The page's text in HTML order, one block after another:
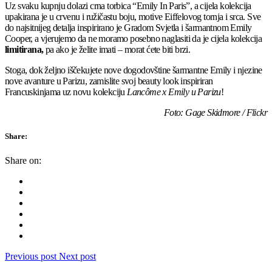
Uz svaku kupnju dolazi crna torbica “Emily In Paris”, a cijela kolekcija
upakirana je u crvenu i ružičastu boju, motive Eiffelovog tornja i srca. Sve
do najsitnijeg detalja inspirirano je Gradom Svjetla i šarmantnom Emily
Cooper, a vjerujemo da ne moramo posebno naglasiti da je cijela kolekcija
limitirana,pa ako je želite imati – morat ćete biti brzi.
Stoga, dok željno iščekujete nove dogodovštine šarmantne Emily i njezine
nove avanture u Parizu, zamislite svoj beauty look inspiriran
Francuskinjama uz novu kolekciju Lancôme x Emily u Parizu!
Foto: Gage Skidmore / Flickr
Share:
Share on:
Previous post Next post